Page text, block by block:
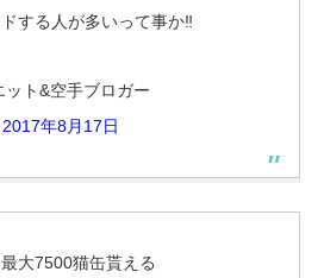
する人が多いって事か‼️
ト&空手ブロガー
2017年8月17日
大7500猫缶貰える